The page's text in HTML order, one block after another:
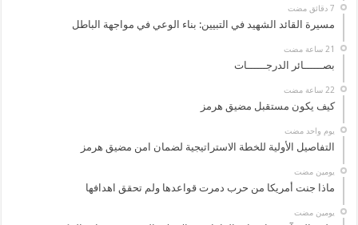
مسيرة القائد الشهيد في التبيين: بناء الوعي في مواجهة الباطل
بصــــــائر الدرجــــــات
كيف يكون مستقبل مضيق هرمز
‏يوم واحد مضت
التفاصيل الأولية للخطة الاستراتيجية لضمان امن مضيق هرمز
‏يومين مضت
ماذا جنت أمريكا من حرب دمرت قواعدها ولم تحقق اهدافها
‏يومين مضت